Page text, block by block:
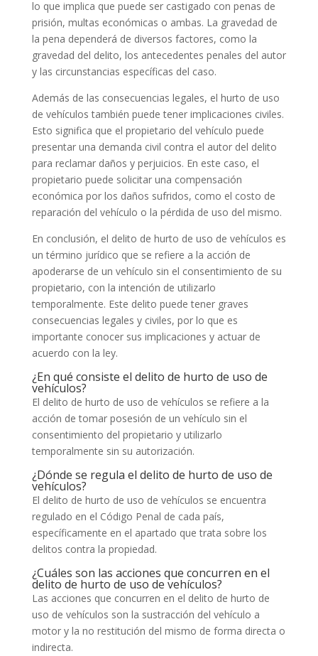
lo que implica que puede ser castigado con penas de
prisión, multas económicas o ambas. La gravedad de
la pena dependerá de diversos factores, como la
gravedad del delito, los antecedentes penales del autor
y las circunstancias específicas del caso.
Además de las consecuencias legales, el hurto de uso
de vehículos también puede tener implicaciones civiles.
Esto significa que el propietario del vehículo puede
presentar una demanda civil contra el autor del delito
para reclamar daños y perjuicios. En este caso, el
propietario puede solicitar una compensación
económica por los daños sufridos, como el costo de
reparación del vehículo o la pérdida de uso del mismo.
En conclusión, el delito de hurto de uso de vehículos es
un término jurídico que se refiere a la acción de
apoderarse de un vehículo sin el consentimiento de su
propietario, con la intención de utilizarlo
temporalmente. Este delito puede tener graves
consecuencias legales y civiles, por lo que es
importante conocer sus implicaciones y actuar de
acuerdo con la ley.
¿En qué consiste el delito de hurto de uso de
vehículos?
El delito de hurto de uso de vehículos se refiere a la
acción de tomar posesión de un vehículo sin el
consentimiento del propietario y utilizarlo
temporalmente sin su autorización.
¿Dónde se regula el delito de hurto de uso de
vehículos?
El delito de hurto de uso de vehículos se encuentra
regulado en el Código Penal de cada país,
específicamente en el apartado que trata sobre los
delitos contra la propiedad.
¿Cuáles son las acciones que concurren en el
delito de hurto de uso de vehículos?
Las acciones que concurren en el delito de hurto de
uso de vehículos son la sustracción del vehículo a
motor y la no restitución del mismo de forma directa o
indirecta.